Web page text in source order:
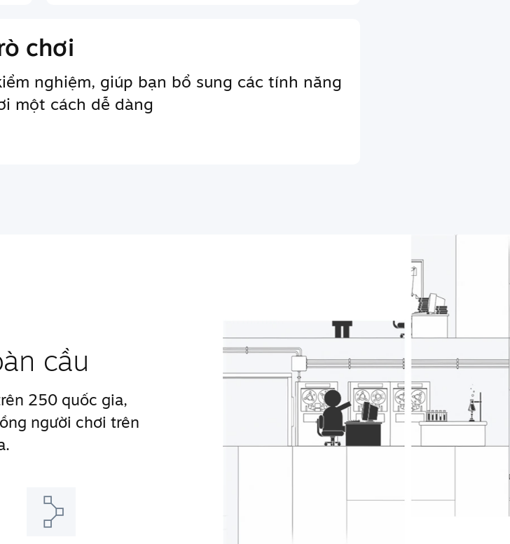
chơi
nghiệm, giúp bạn bổ sung các tính năng
một cách dễ dàng
cầu
250 quốc gia,
người chơi trên